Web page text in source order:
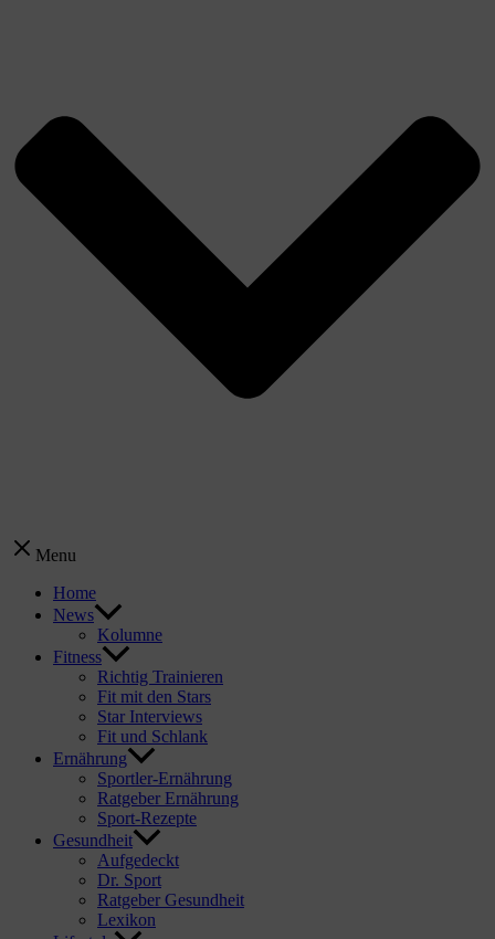
Menu
Home
News
Kolumne
Fitness
Richtig Trainieren
Fit mit den Stars
Star Interviews
Fit und Schlank
Ernährung
Sportler-Ernährung
Ratgeber Ernährung
Sport-Rezepte
Gesundheit
Aufgedeckt
Dr. Sport
Ratgeber Gesundheit
Lexikon